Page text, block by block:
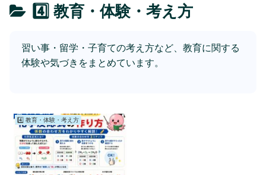
4️⃣ 教育・体験・考え方
習い事・留学・子育ての考え方など、教育に関する
体験や気づきをまとめています。
4️⃣ 教育・体験・考え方